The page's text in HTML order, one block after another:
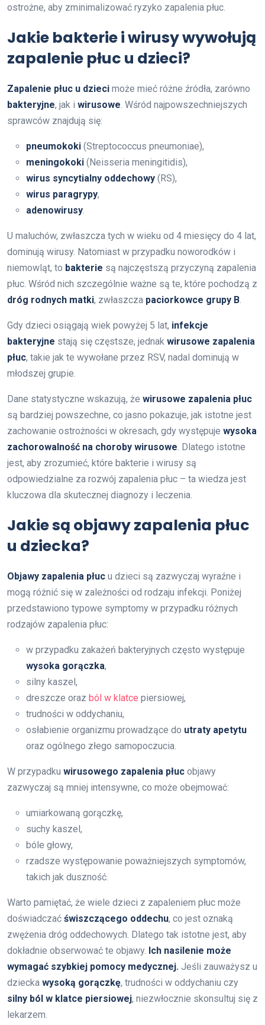
ostrożne, aby zminimalizować ryzyko zapalenia płuc.
Jakie bakterie i wirusy wywołują
zapalenie płuc u dzieci?
Zapalenie płuc u dzieci może mieć różne źródła, zarówno
bakteryjne, jak i wirusowe. Wśród najpowszechniejszych
sprawców znajdują się:
pneumokoki (Streptococcus pneumoniae),
meningokoki (Neisseria meningitidis),
wirus syncytialny oddechowy (RS),
wirus paragrypy,
adenowirusy.
U maluchów, zwłaszcza tych w wieku od 4 miesięcy do 4 lat,
dominują wirusy. Natomiast w przypadku noworodków i
niemowląt, to bakterie są najczęstszą przyczyną zapalenia
płuc. Wśród nich szczególnie ważne są te, które pochodzą z
dróg rodnych matki, zwłaszcza paciorkowce grupy B.
Gdy dzieci osiągają wiek powyżej 5 lat, infekcje
bakteryjne stają się częstsze, jednak wirusowe zapalenia
płuc, takie jak te wywołane przez RSV, nadal dominują w
młodszej grupie.
Dane statystyczne wskazują, że wirusowe zapalenia płuc
są bardziej powszechne, co jasno pokazuje, jak istotne jest
zachowanie ostrożności w okresach, gdy występuje wysoka
zachorowalność na choroby wirusowe. Dlatego istotne
jest, aby zrozumieć, które bakterie i wirusy są
odpowiedzialne za rozwój zapalenia płuc – ta wiedza jest
kluczowa dla skutecznej diagnozy i leczenia.
Jakie są objawy zapalenia płuc
u dziecka?
Objawy zapalenia płuc u dzieci są zazwyczaj wyraźne i
mogą różnić się w zależności od rodzaju infekcji. Poniżej
przedstawiono typowe symptomy w przypadku różnych
rodzajów zapalenia płuc:
w przypadku zakażeń bakteryjnych często występuje
wysoka gorączka,
silny kaszel,
dreszcze oraz ból w klatce piersiowej,
trudności w oddychaniu,
osłabienie organizmu prowadzące do utraty apetytu
oraz ogólnego złego samopoczucia.
W przypadku wirusowego zapalenia płuc objawy
zazwyczaj są mniej intensywne, co może obejmować:
umiarkowaną gorączkę,
suchy kaszel,
bóle głowy,
rzadsze występowanie poważniejszych symptomów,
takich jak duszność.
Warto pamiętać, że wiele dzieci z zapaleniem płuc może
doświadczać świszczącego oddechu, co jest oznaką
zwężenia dróg oddechowych. Dlatego tak istotne jest, aby
dokładnie obserwować te objawy. Ich nasilenie może
wymagać szybkiej pomocy medycznej. Jeśli zauważysz u
dziecka wysoką gorączkę, trudności w oddychaniu czy
silny ból w klatce piersiowej, niezwłocznie skonsultuj się z
lekarzem.